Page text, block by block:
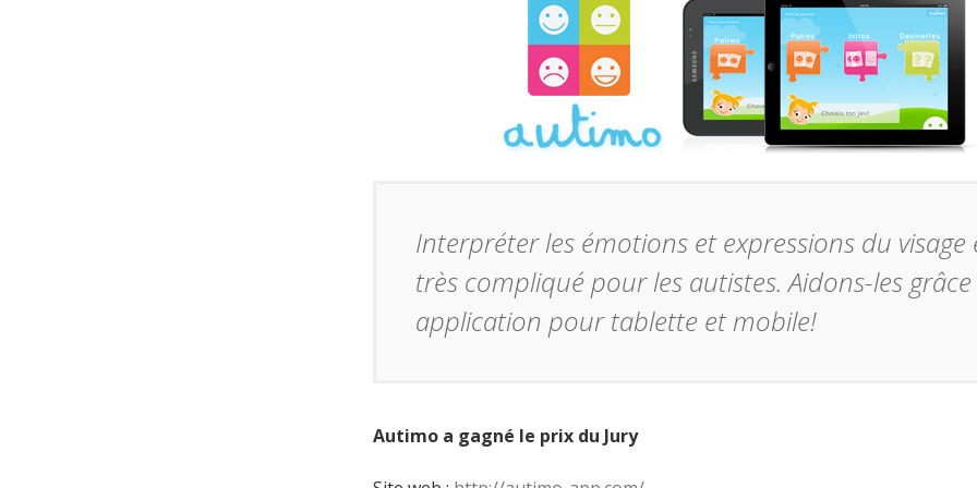
Interpréter les émotions et expressions du visage
très compliqué pour les autistes. Aidons-les
application pour tablette et mobile!
Autimo a gagné le prix du Jury